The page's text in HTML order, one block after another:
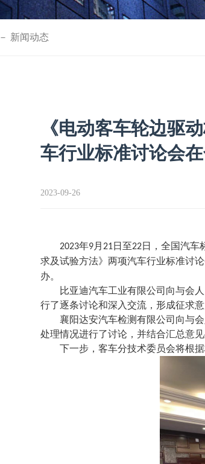
－ 新闻动态
《电动客车轮边驱
车行业标准讨论会
2023-09-26
2023年9月 21日至22日，全国汽车
求及试验方法》两项汽车行业标准讨
办。
比亚迪汽车工业有限公司向与会
行了逐条讨论和深入交流，形成征求
襄阳达安汽车检测有限公司向与
处理情况进行了讨论，并结合汇总意
下一步，客车分技术委员会将根